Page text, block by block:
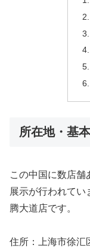
所在地・基
この中国に数店舗
展示が行われてい
腾大道店です。
住所：上海市徐汇